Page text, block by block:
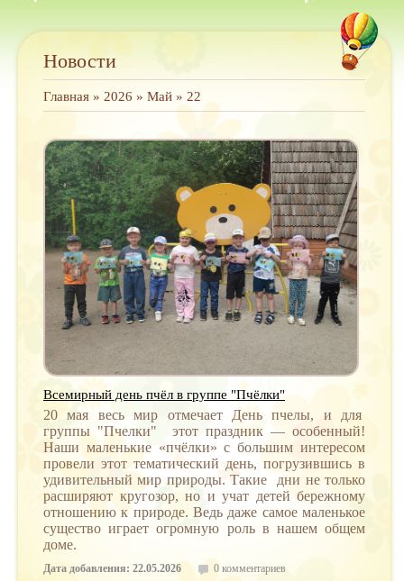
Новости
Главная » 2026 » Май » 22
Всемирный день пчёл в группе "Пчёлки"
20 мая весь мир отмечает День пчелы, и для
группы "Пчелки" этот праздник — особенный!
Наши маленькие «пчёлки» с большим интересом
провели этот тематический день, погрузившись в
удивительный мир природы. Такие дни не только
расширяют кругозор, но и учат детей бережному
отношению к природе. Ведь даже самое маленькое
существо играет огромную роль в нашем общем
доме.
Дата добавления: 22.05.2026 0 комментариев